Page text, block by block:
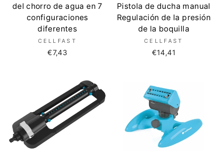
del chorro de agua en 7
configuraciones
diferentes
CELLFAST
€7,43
Pistola de ducha manual
Regulación de la presión
de la boquilla
CELLFAST
€14,41